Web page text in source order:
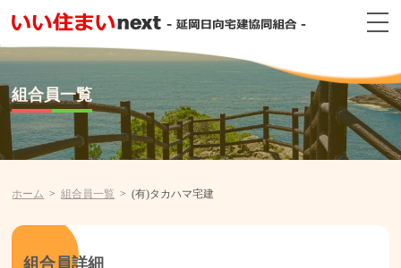
組合員一覧
ホーム 組合員一覧 (有)タカハマ宅建
組合員詳細